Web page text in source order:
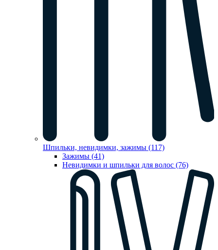
Шпильки, невидимки, зажимы (117)
Зажимы (41)
Невидимки и шпильки для волос (76)